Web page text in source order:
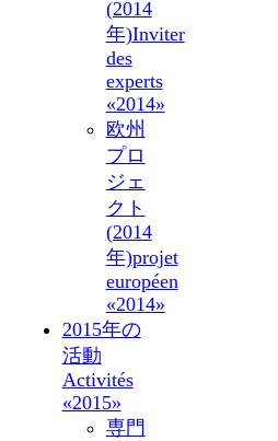
(2014
年)Inviter
des
experts
«2014»
欧州
プロ
ジェ
クト
(2014
年)projet
européen
«2014»
2015年の
活動
Activités
«2015»
専門